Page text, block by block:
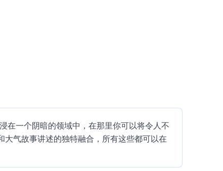
在一个阴暗的领域中，在那里你可以将令人不
气故事讲述的独特融合，所有这些都可以在